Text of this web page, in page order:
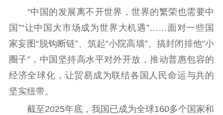
“中国的发展离不开世界，世界的繁荣也需要中
国”“让中国大市场成为世界大机遇”……面对一些国
家妄图“脱钩断链”、筑起“小院高墙”、搞封闭排他“小
圈子”，中国坚持高水平对外开放，推动普惠包容的
经济全球化，让贸易成为联结各国人民命运与共的
坚实纽带。
截至2025年底，我国已成为全球160多个国家和